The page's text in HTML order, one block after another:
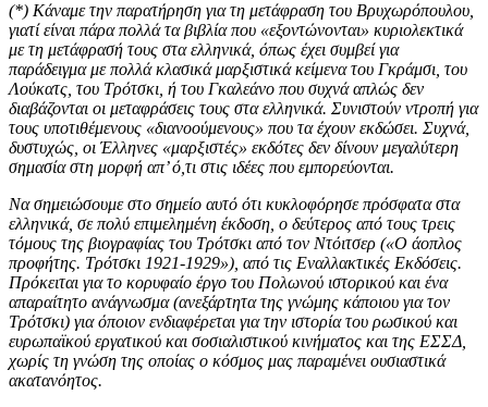
(*) Κάναμε την παρατήρηση για τη μετάφραση του Βρυχωρόπουλου,
γιατί είναι πάρα πολλά τα βιβλία που «εξοντώνονται» κυριολεκτικά
με τη μετάφρασή τους στα ελληνικά, όπως έχει συμβεί για
παράδειγμα με πολλά κλασικά μαρξιστικά κείμενα του Γκράμσι, του
Λούκατς, του Τρότσκι, ή του Γκαλεάνο που συχνά απλώς δεν
διαβάζονται οι μεταφράσεις τους στα ελληνικά. Συνιστούν ντροπή για
τους υποτιθέμενους «διανοούμενους» που τα έχουν εκδώσει. Συχνά,
δυστυχώς, οι Έλληνες «μαρξιστές» εκδότες δεν δίνουν μεγαλύτερη
σημασία στη μορφή απ’ ό,τι στις ιδέες που εμπορεύονται.
Να σημειώσουμε στο σημείο αυτό ότι κυκλοφόρησε πρόσφατα στα
ελληνικά, σε πολύ επιμελημένη έκδοση, ο δεύτερος από τους τρεις
τόμους της βιογραφίας του Τρότσκι από τον Ντόιτσερ («Ο άοπλος
προφήτης. Τρότσκι 1921-1929»), από τις Εναλλακτικές Εκδόσεις.
Πρόκειται για το κορυφαίο έργο του Πολωνού ιστορικού και ένα
απαραίτητο ανάγνωσμα (ανεξάρτητα της γνώμης κάποιου για τον
Τρότσκι) για όποιον ενδιαφέρεται για την ιστορία του ρωσικού και
ευρωπαϊκού εργατικού και σοσιαλιστικού κινήματος και της ΕΣΣΔ,
χωρίς τη γνώση της οποίας ο κόσμος μας παραμένει ουσιαστικά
ακατανόητος.